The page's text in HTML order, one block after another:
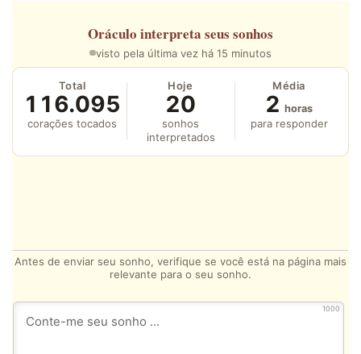
Oráculo interpreta seus sonhos
visto pela última vez há 15 minutos
Total
116.095
corações tocados
Hoje
20
sonhos
interpretados
Média
2 horas
para responder
Antes de enviar seu sonho, verifique se você está na página mais
relevante para o seu sonho.
1000